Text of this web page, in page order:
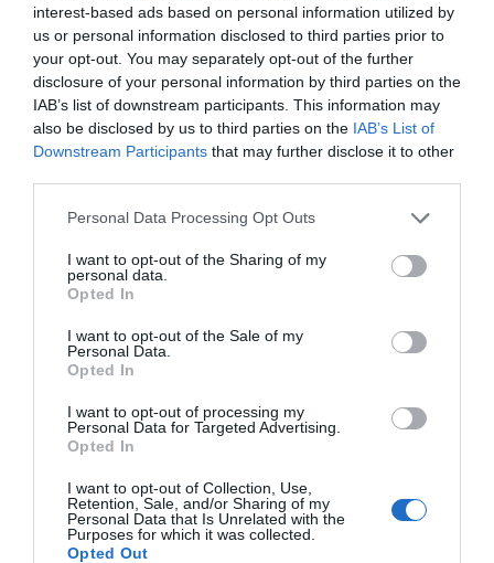
interest-based ads based on personal information utilized by
us or personal information disclosed to third parties prior to
your opt-out. You may separately opt-out of the further
disclosure of your personal information by third parties on the
IAB’s list of downstream participants. This information may
also be disclosed by us to third parties on the IAB’s List of
Downstream Participants that may further disclose it to other
Personal Data Processing Opt Outs
I want to opt-out of the Sharing of my
personal data.
Opted In
I want to opt-out of the Sale of my
Personal Data.
Opted In
I want to opt-out of processing my
Personal Data for Targeted Advertising.
Opted In
I want to opt-out of Collection, Use,
Retention, Sale, and/or Sharing of my
Personal Data that Is Unrelated with the
Purposes for which it was collected.
Opted Out